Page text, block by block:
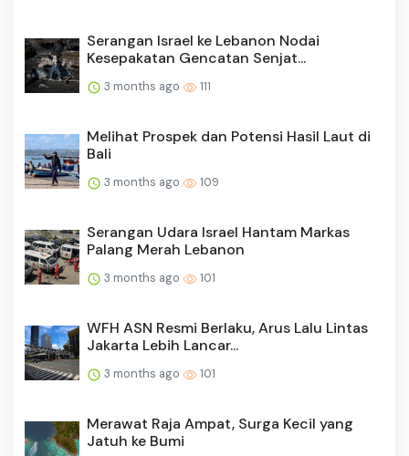
Serangan Israel ke Lebanon Nodai
Kesepakatan Gencatan Senjat...
3 months ago 111
Melihat Prospek dan Potensi Hasil Laut di
Bali
3 months ago 109
Serangan Udara Israel Hantam Markas
Palang Merah Lebanon
3 months ago 101
WFH ASN Resmi Berlaku, Arus Lalu Lintas
Jakarta Lebih Lancar...
3 months ago 101
Merawat Raja Ampat, Surga Kecil yang
Jatuh ke Bumi